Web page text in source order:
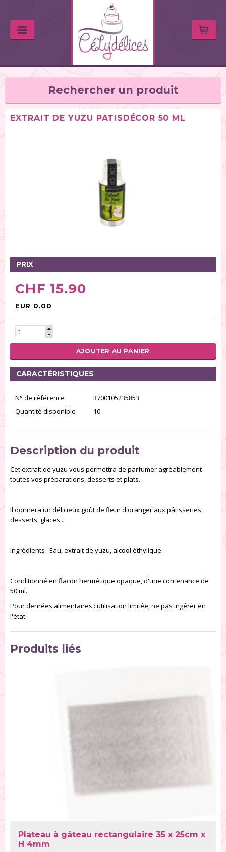
Rechercher un produit
Colorants alimentaires (67)
Feutres alimentaires (11)
Peintures alimentaires (38)
Chocolats / Candy Melts (36)
Pâte à sucre (70)
Gâteaux (11)
Poudres alimentaires (31)
Modelage/Pastillage (32)
Pâte pour créer de la dentelle (6)
RÉINITIALISER LA RECHERCHE
EXTRAIT DE YUZU PATISDÉCOR 50 ML
PRIX
CHF 15.90
EUR 0.00
AJOUTER AU PANIER
CARACTÉRISTIQUES
N° de référence
3700105235853
Quantité disponible
10
Description du produit
Cet extrait de yuzu vous permettra de parfumer agréablement
toutes vos préparations, desserts et plats.
Il donnera un délicieux goût de fleur d'oranger aux pâtisseries,
desserts, glaces...
Ingrédients : Eau, extrait de yuzu, alcool éthylique.
Conditionné en flacon hermétique opaque, d'une contenance de
50 ml.
Pour denrées alimentaires : utilisation limitée, ne pas ingérer en
l'état.
Produits liés
Plateau à gâteau rectangulaire 35 x 25cm x
H 4mm